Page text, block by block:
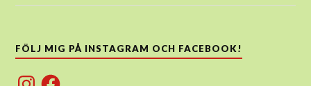
FÖLJ MIG PÅ INSTAGRAM OCH FACEBOOK!
InstagramFacebook